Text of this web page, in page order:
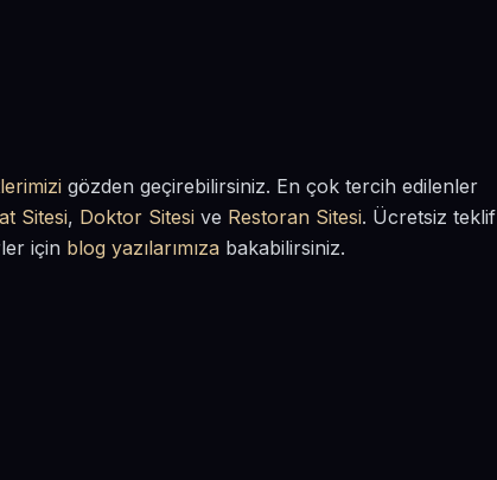
gözden geçirebilirsiniz. En çok tercih edilenler
Sitesi, Doktor Sitesi ve Restoran Sitesi. Ücretsiz teklif
için blog yazılarımıza bakabilirsiniz.